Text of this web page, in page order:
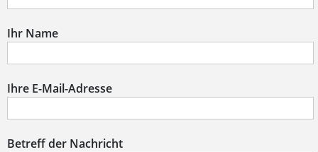
Ihr Name
Ihre E-Mail-Adresse
Betreff der Nachricht